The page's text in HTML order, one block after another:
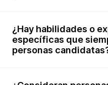
¿Hay habilidades o
específicas que
personas